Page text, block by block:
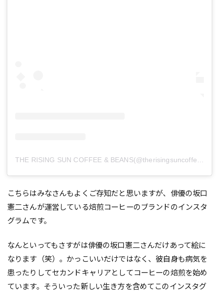
こちらはみなさんもよくご存知だと思いますが、俳優の坂口
憲二さんが運営している焙煎コーヒーのブランドのインスタ
グラムです。
なんといってもさすがは俳優の坂口憲二さんだけあって絵に
なります（笑）。かっこいいだけではなく、彼自身も病気を
患ったりしてセカンドキャリアとしてコーヒーの焙煎を始め
ています。そういった新しい生き方を含めてこのインスタグ